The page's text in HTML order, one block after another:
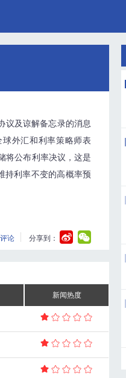
议及谅解备忘录的消息
外汇和利率策略师表
将公布利率决议，这是
持利率不变的高概率预
论 分享到：
新闻热度